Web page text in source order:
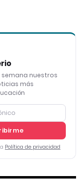
nuestros
más
Política de privacidad